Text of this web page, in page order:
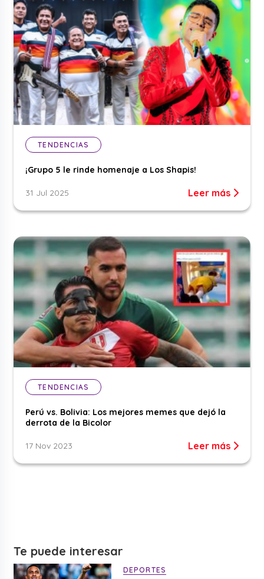
TENDENCIAS
¡Grupo 5 le rinde homenaje a Los Shapis!
31 Jul 2025 Leer más
TENDENCIAS
Perú vs. Bolivia: Los mejores memes que dejó la
derrota de la Bicolor
17 Nov 2023 Leer más
Te puede interesar
DEPORTES